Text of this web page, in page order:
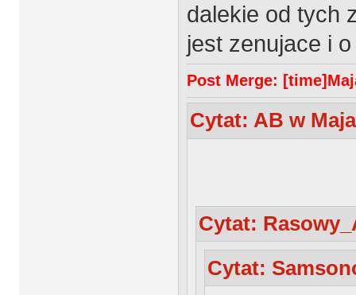
dalekie od tych
jest zenujace i
Post Merge:
Cytat: AB w
Cytat:
Cytat: